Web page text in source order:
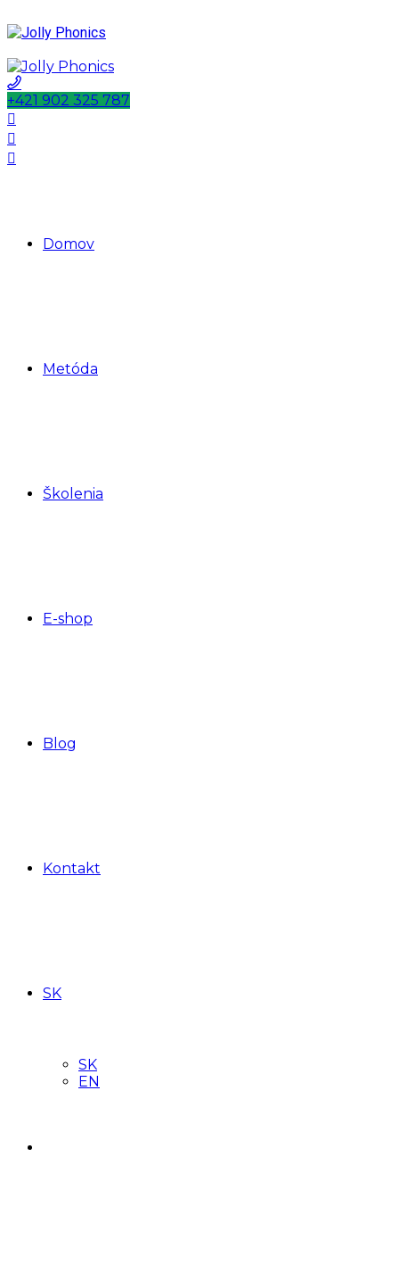
+421 902 325 787
Domov
Metóda
Školenia
E-shop
Blog
Kontakt
SK
SK
EN